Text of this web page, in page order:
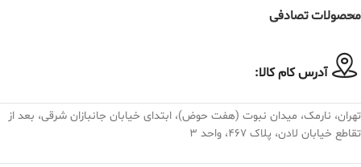
محصولات تصادفی
آدرس کام کالا:
تهران، نارمک، میدان نبوت (هفت حوض)، ابتدای خیابان جانبازان شرقی، بعد از
تقاطع خیابان لادن، پلاک ۴۶۷، واحد ۳